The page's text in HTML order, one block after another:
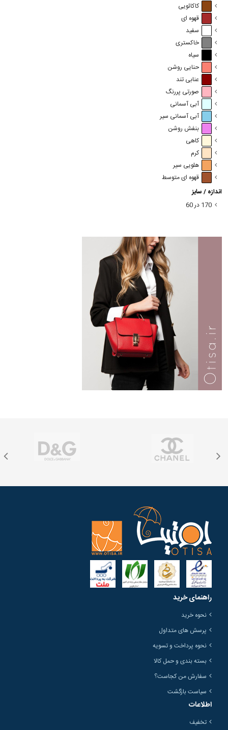
کاکائویی
قهوه ای
سفید
خاکستری
سیاه
حنایی روشن
عنابی تند
صورتی پررنگ
آبی آسمانی
آبی آسمانی سیر
بنفش روشن
کاهی
کرم
هلویی سیر
قهوه ای متوسط
اندازه / سایز
170 در 60
راهنمای خرید
نحوه خرید
پرسش های متداول
نحوه پرداخت و تسویه
بسته بندی و حمل کالا
سفارش من کجاست؟
سیاست بازگشت
اطلاعات
تخفیف